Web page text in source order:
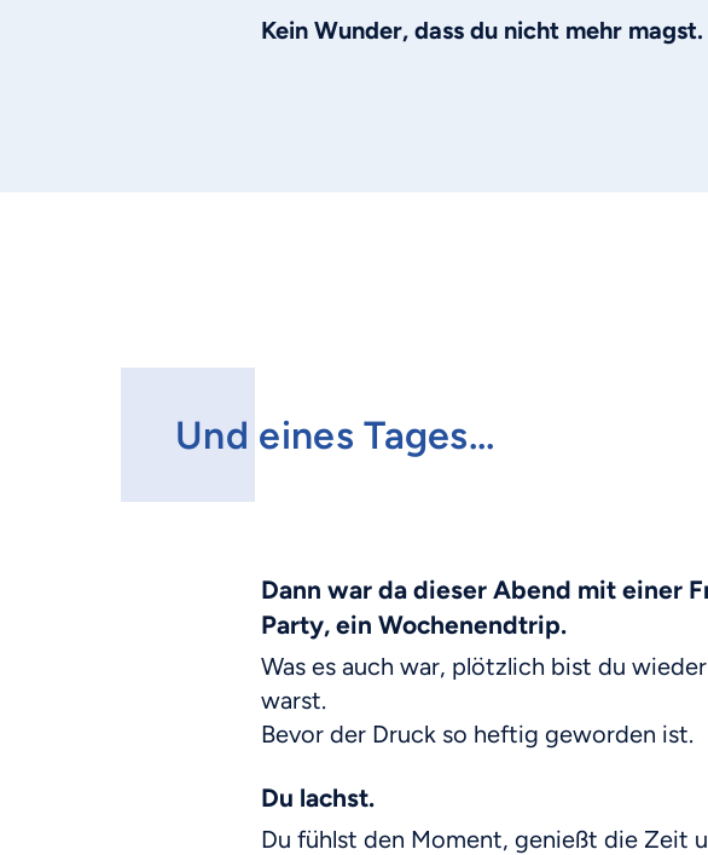
Kein Wunder, dass du nicht mehr magst.
Und eines Tages...
Dann war da dieser Abend mit einer
Party, ein Wochenendtrip.
Was es auch war, plötzlich bist du
warst.
Bevor der Druck so heftig geworden ist.
Du lachst.
Du fühlst den Moment, genießt die Zeit